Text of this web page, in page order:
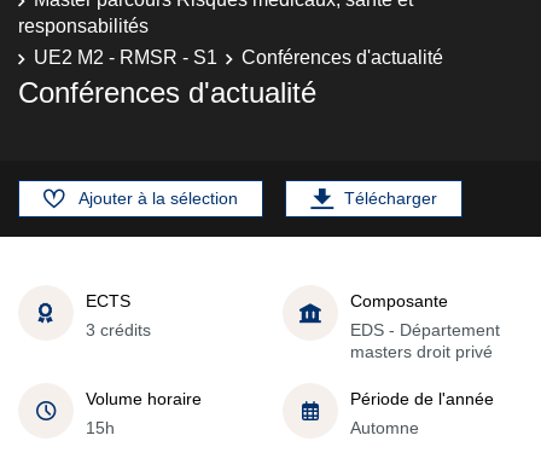
responsabilités
UE2 M2 - RMSR - S1
Conférences d'actualité
Conférences d'actualité
Ajouter à la sélection Télécharger
ECTS
3 crédits
Composante
EDS - Département
masters droit privé
Volume horaire
15h
Période de l'année
Automne